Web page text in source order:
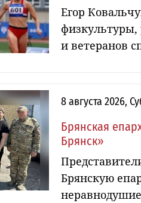
Егор
и ветеранов
8 августа 2026,
Брянская
Брянск»
Брянскую